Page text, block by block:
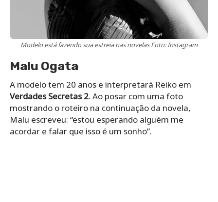
Modelo está fazendo sua estreia nas novelas Foto: Instagram
Malu Ogata
A modelo tem 20 anos e interpretará Reiko em
Verdades Secretas 2. Ao posar com uma foto
mostrando o roteiro na continuação da novela,
Malu escreveu: “estou esperando alguém me
acordar e falar que isso é um sonho”.